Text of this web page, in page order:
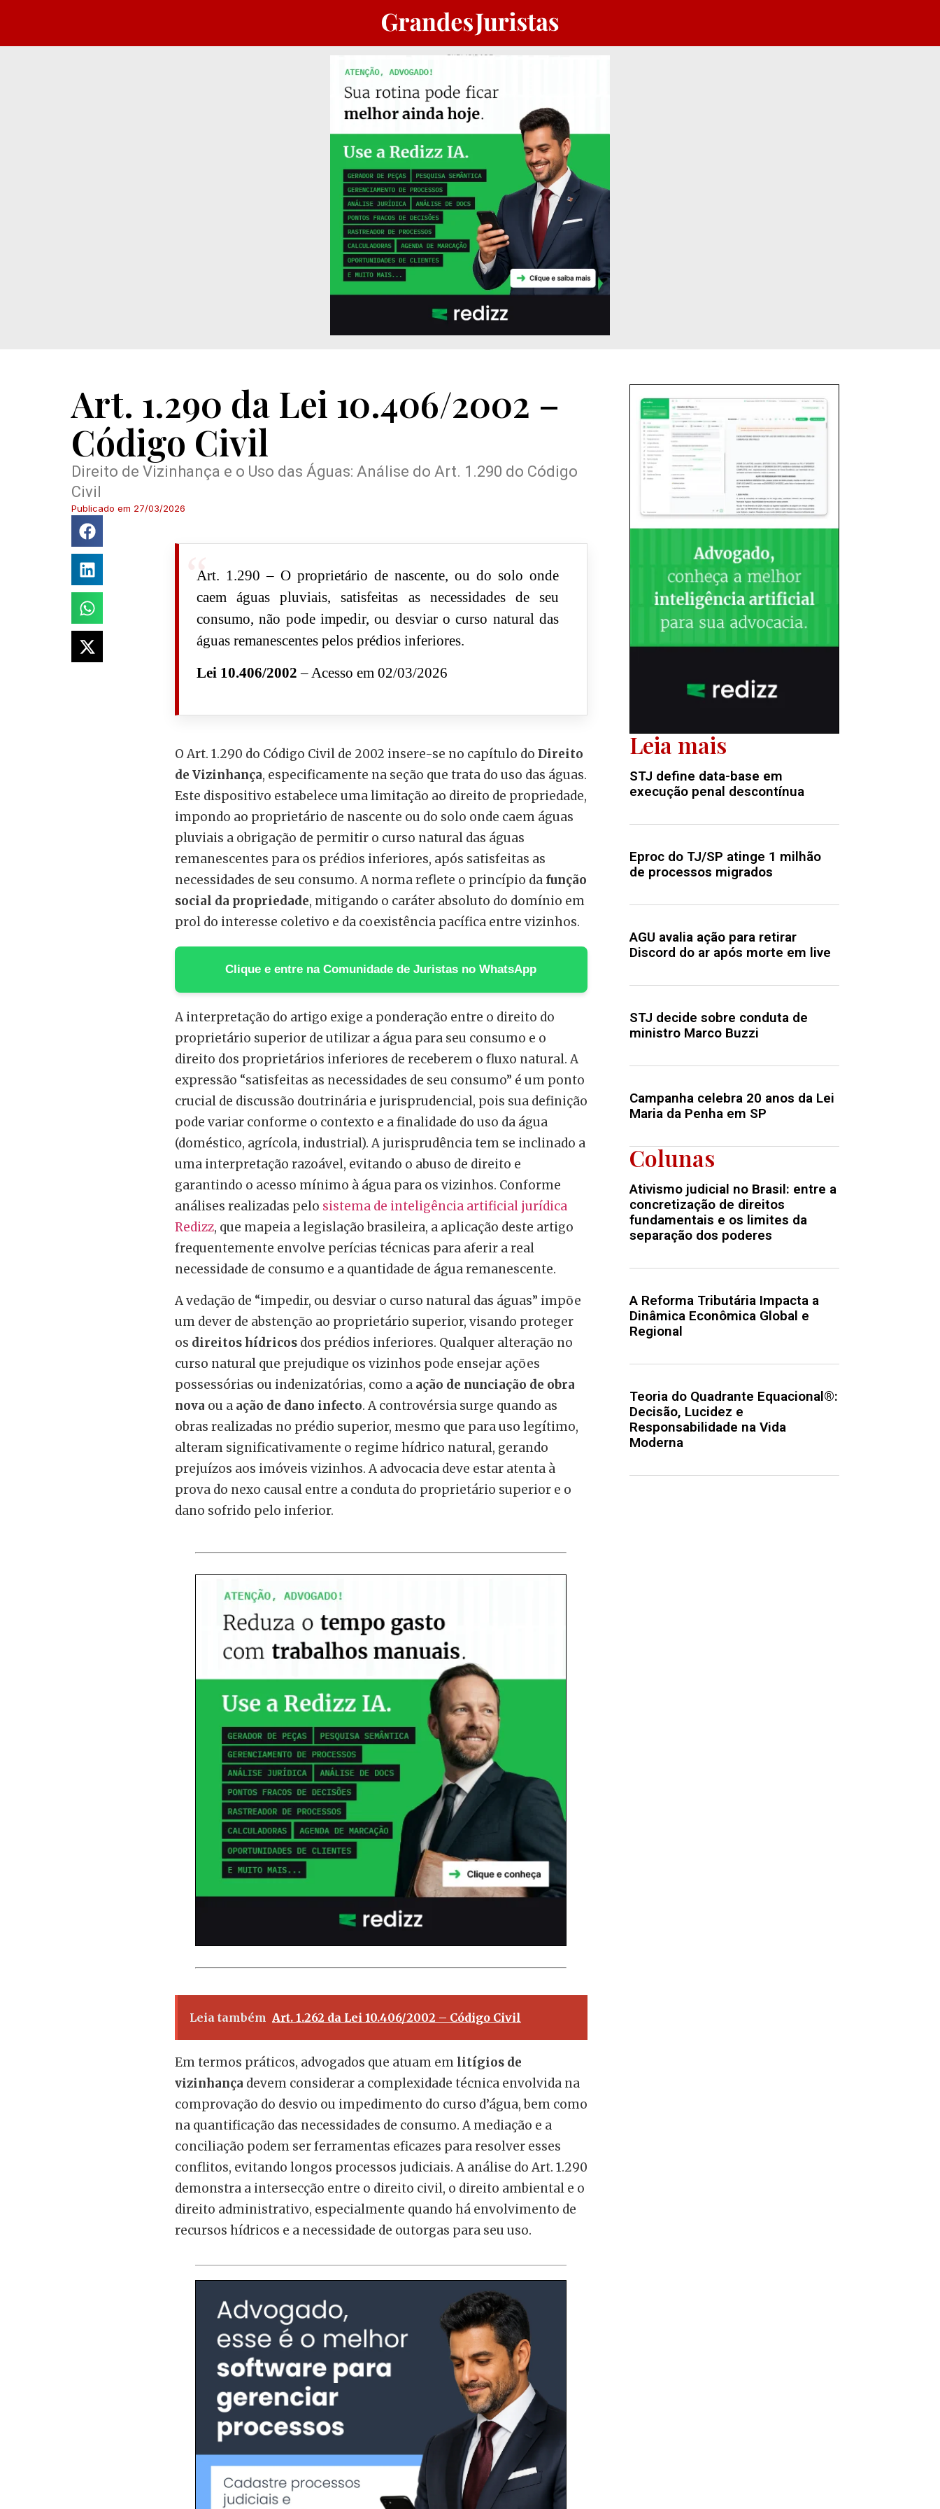
PUBLICIDADE
Art. 1.290 da Lei 10.406/2002 –
Código Civil
Direito de Vizinhança e o Uso das Águas: Análise do Art. 1.290 do Código
Civil
Publicado em 27/03/2026
Art. 1.290 – O proprietário de nascente, ou do solo onde
caem águas pluviais, satisfeitas as necessidades de seu
consumo, não pode impedir, ou desviar o curso natural das
águas remanescentes pelos prédios inferiores.
Lei 10.406/2002 – Acesso em 02/03/2026
O Art. 1.290 do Código Civil de 2002 insere-se no capítulo do Direito
de Vizinhança, especificamente na seção que trata do uso das águas.
Este dispositivo estabelece uma limitação ao direito de propriedade,
impondo ao proprietário de nascente ou do solo onde caem águas
pluviais a obrigação de permitir o curso natural das águas
remanescentes para os prédios inferiores, após satisfeitas as
necessidades de seu consumo. A norma reflete o princípio da função
social da propriedade, mitigando o caráter absoluto do domínio em
prol do interesse coletivo e da coexistência pacífica entre vizinhos.
Clique e entre na Comunidade de Juristas no WhatsApp
A interpretação do artigo exige a ponderação entre o direito do
proprietário superior de utilizar a água para seu consumo e o
direito dos proprietários inferiores de receberem o fluxo natural. A
expressão “satisfeitas as necessidades de seu consumo” é um ponto
crucial de discussão doutrinária e jurisprudencial, pois sua definição
pode variar conforme o contexto e a finalidade do uso da água
(doméstico, agrícola, industrial). A jurisprudência tem se inclinado a
uma interpretação razoável, evitando o abuso de direito e
garantindo o acesso mínimo à água para os vizinhos. Conforme
análises realizadas pelo sistema de inteligência artificial jurídica
Redizz, que mapeia a legislação brasileira, a aplicação deste artigo
frequentemente envolve perícias técnicas para aferir a real
necessidade de consumo e a quantidade de água remanescente.
A vedação de “impedir, ou desviar o curso natural das águas” impõe
um dever de abstenção ao proprietário superior, visando proteger
os direitos hídricosdos prédios inferiores. Qualquer alteração no
curso natural que prejudique os vizinhos pode ensejar ações
possessórias ou indenizatórias, como a ação de nunciação de obra
nova ou a ação de dano infecto. A controvérsia surge quando as
obras realizadas no prédio superior, mesmo que para uso legítimo,
alteram significativamente o regime hídrico natural, gerando
prejuízos aos imóveis vizinhos. A advocacia deve estar atenta à
prova do nexo causal entre a conduta do proprietário superior e o
dano sofrido pelo inferior.
Leia também Art. 1.262 da Lei 10.406/2002 – Código Civil
Em termos práticos, advogados que atuam em litígios de
vizinhança devem considerar a complexidade técnica envolvida na
comprovação do desvio ou impedimento do curso d’água, bem como
na quantificação das necessidades de consumo. A mediação e a
conciliação podem ser ferramentas eficazes para resolver esses
conflitos, evitando longos processos judiciais. A análise do Art. 1.290
demonstra a intersecção entre o direito civil, o direito ambiental e o
direito administrativo, especialmente quando há envolvimento de
recursos hídricos e a necessidade de outorgas para seu uso.
Leia mais
STJ define data-base em
execução penal descontínua
Eproc do TJ/SP atinge 1 milhão
de processos migrados
AGU avalia ação para retirar
Discord do ar após morte em live
STJ decide sobre conduta de
ministro Marco Buzzi
Campanha celebra 20 anos da Lei
Maria da Penha em SP
Colunas
Ativismo judicial no Brasil: entre a
concretização de direitos
fundamentais e os limites da
separação dos poderes
A Reforma Tributária Impacta a
Dinâmica Econômica Global e
Regional
Teoria do Quadrante Equacional®:
Decisão, Lucidez e
Responsabilidade na Vida
Moderna